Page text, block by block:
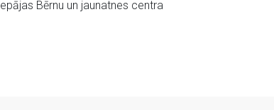
Bērnu un jaunatnes centra